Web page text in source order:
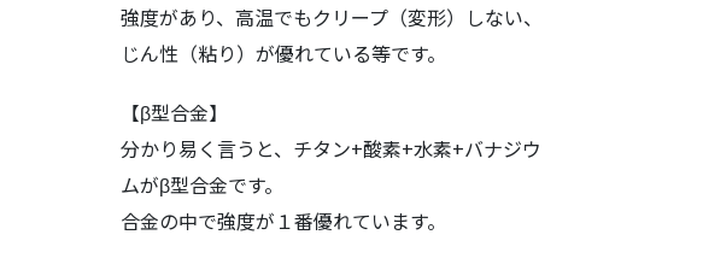
強度があり、高温でもクリープ（変形）しない、
じん性（粘り）が優れている等です。
【β型合金】
分かり易く言うと、チタン+酸素+水素+バナジウ
ムがβ型合金です。
合金の中で強度が１番優れています。